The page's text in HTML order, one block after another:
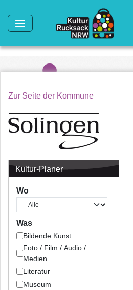
Zur Seite der Kommune
Kultur-Planer
Wo
Was
Bildende Kunst
Foto / Film / Audio /
Medien
Literatur
Museum